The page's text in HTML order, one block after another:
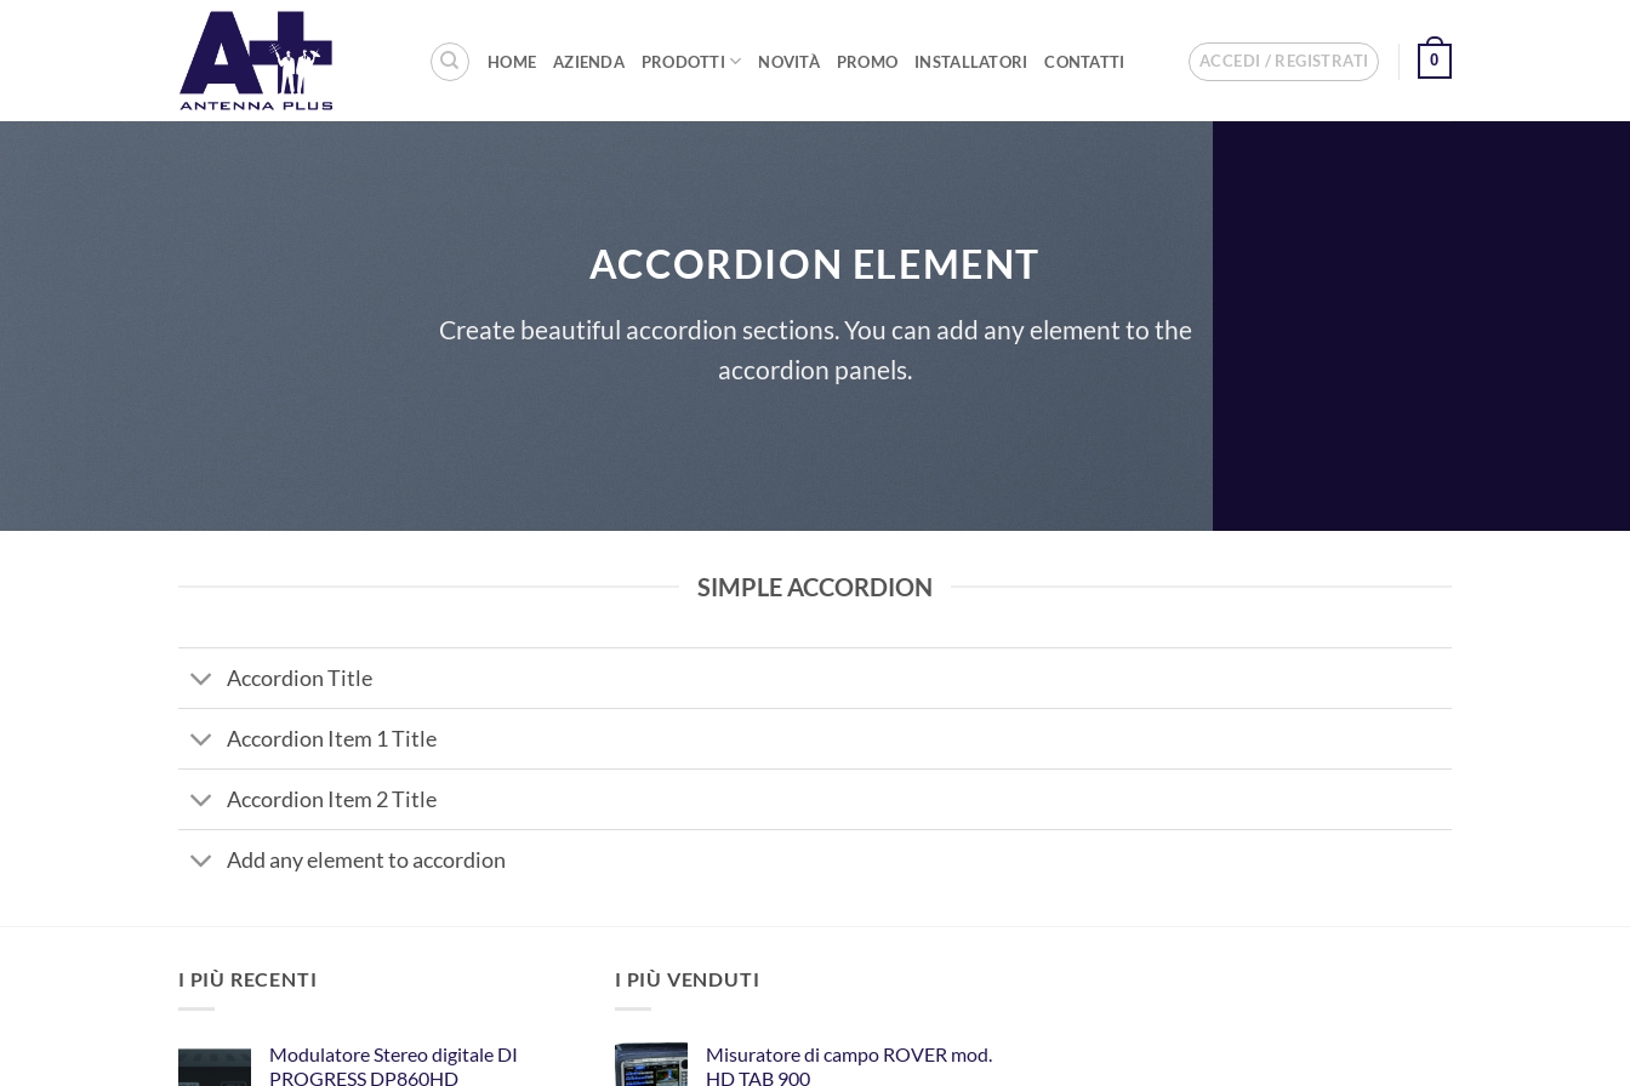
HOME AZIENDA PRODOTTI NOVITÀ PROMO INSTALLATORI CONTATTI ACCEDI / REGISTRATI 0
ACCORDION ELEMENT
Create beautiful accordion sections. You can add any element to the
accordion panels.
SIMPLE ACCORDION
Accordion Title
Accordion Item 1 Title
Accordion Item 2 Title
Add any element to accordion
I PIÙ RECENTI
Modulatore Stereo digitale DI
PROGRESS DP860HD
I PIÙ VENDUTI
Misuratore di campo ROVER mod.
HD TAB 900